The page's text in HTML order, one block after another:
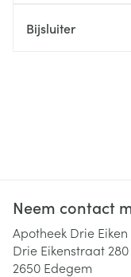
Bijsluiter
Neem contact
Apotheek Drie Eiken
Drie Eikenstraat 280
2650 Edegem